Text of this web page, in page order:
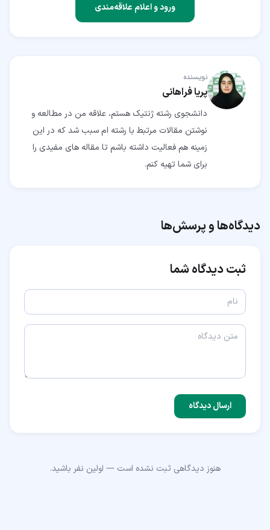
ورود و اعلام علاقه‌مندی
نویسنده
پریا فراهانی
دانشجوی رشته ژنتیک هستم، علاقه من در مطالعه و
نوشتن مقالات مرتبط با رشته ام سبب شد که در این
زمینه هم فعالیت داشته باشم تا مقاله های مفیدی را
برای شما تهیه کنم.
دیدگاه‌ها و پرسش‌ها
ثبت دیدگاه شما
ارسال دیدگاه
هنوز دیدگاهی ثبت نشده است — اولین نفر باشید.